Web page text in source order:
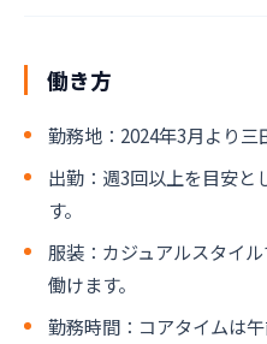
働き方
勤務地：2024年3月より三
出勤：週3回以上を目安と
す。
服装：カジュアルスタイ
働けます。
勤務時間：コアタイムは